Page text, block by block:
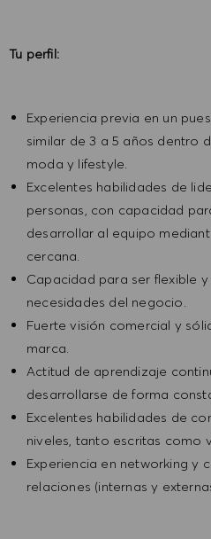
Tu perfil:
Experiencia previa en un
similar de 3 a 5 años dentro
moda y lifestyle.
Excelentes habilidades de
personas, con capacidad
desarrollar al equipo
cercana.
Capacidad para ser flexible
necesidades del negocio.
Fuerte visión comercial y
marca.
Actitud de aprendizaje
desarrollarse de forma
Excelentes habilidades de
niveles, tanto escritas como
Experiencia en networking y
relaciones (internas y